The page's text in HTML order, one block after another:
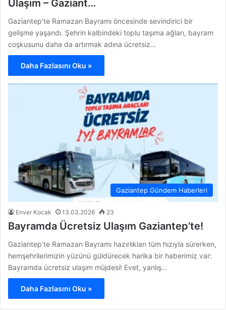
Ulaşım – Gaziant…
Gaziantep’te Ramazan Bayramı öncesinde sevindirici bir
gelişme yaşandı. Şehrin kalbindeki toplu taşıma ağları, bayram
coşkusunu daha da artırmak adına ücretsiz…
Daha Fazlasını Oku »
Gaziantep Gündem Haberleri
Enver Kocak 13.03.2026 23
Bayramda Ücretsiz Ulaşım Gaziantep’te!
Gaziantep’te Ramazan Bayramı hazırlıkları tüm hızıyla sürerken,
hemşehrilerimizin yüzünü güldürecek harika bir haberimiz var:
Bayramda ücretsiz ulaşım müjdesi! Evet, yanlış…
Daha Fazlasını Oku »